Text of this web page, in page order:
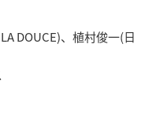
DOUCE)、植村俊一(日